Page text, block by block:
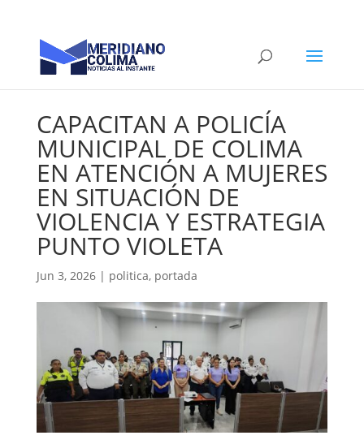
CAPACITAN A POLICÍA
MUNICIPAL DE COLIMA
EN ATENCIÓN A MUJERES
EN SITUACIÓN DE
VIOLENCIA Y ESTRATEGIA
PUNTO VIOLETA
Jun 3, 2026| politica, portada